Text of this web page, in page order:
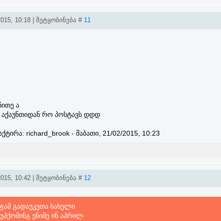
10:18 | შეტყობინება # 11
ა
აქაუნთიდან რო პოსტავს დდდ
richard_brook- შაბათი, 21/02/2015, 10:23
10:42 | შეტყობინება # 12
გადაუკეთა სახელი
ენიმე ინ აპრილ